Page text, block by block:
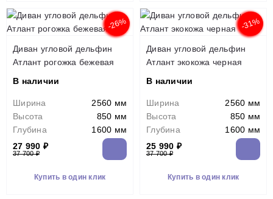
-26%
Диван угловой дельфин
Атлант рогожка бежевая
В наличии
Ширина
2560 мм
Высота
850 мм
Глубина
1600 мм
27 990 ₽
37 700 ₽
Купить в один клик
-31%
Диван угловой дельфин
Атлант экокожа черная
В наличии
Ширина
2560 мм
Высота
850 мм
Глубина
1600 мм
25 990 ₽
37 700 ₽
Купить в один клик